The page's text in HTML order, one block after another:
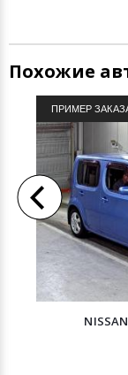
Похожие
ПРИМЕР